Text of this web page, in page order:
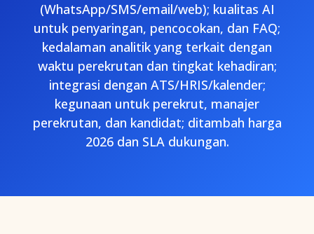
(WhatsApp/SMS/email/web); kualitas AI
untuk penyaringan, pencocokan, dan FAQ;
kedalaman analitik yang terkait dengan
waktu perekrutan dan tingkat kehadiran;
integrasi dengan ATS/HRIS/kalender;
kegunaan untuk perekrut, manajer
perekrutan, dan kandidat; ditambah harga
2026 dan SLA dukungan.